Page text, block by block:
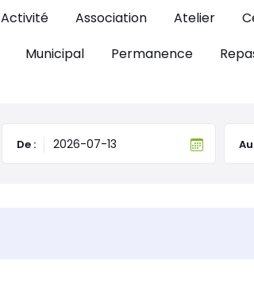
Activité Association Atelier
Municipal Permanence
De :